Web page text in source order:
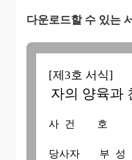
다운로드할 수 있는
[제3호 서식]
자의 양육과
사 건 호 협
당사자